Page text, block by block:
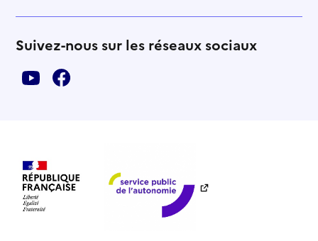
Suivez-nous sur les réseaux sociaux